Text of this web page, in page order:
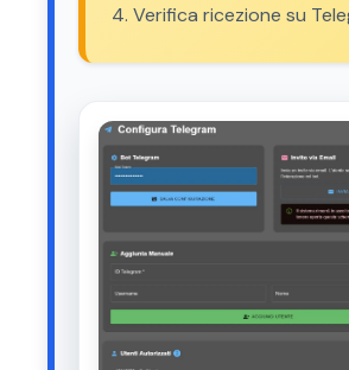
Verifica ricezione su